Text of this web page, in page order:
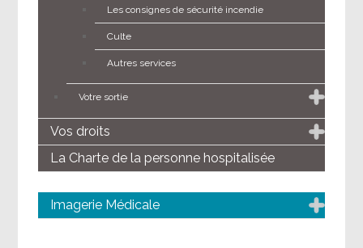
Les consignes de sécurité incendie
Culte
Autres services
Votre sortie
Vos droits
La Charte de la personne hospitalisée
Imagerie Médicale